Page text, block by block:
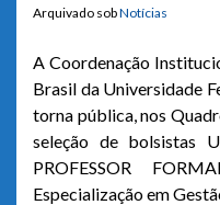
Arquivado sobNotícias
A Coordenação
Brasil da Universidade
torna pública, nos
seleção de bolsistas
PROFESSOR
Especialização em